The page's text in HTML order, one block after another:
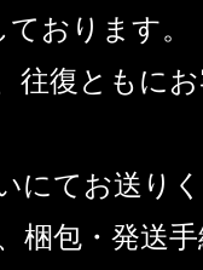
おります。
往復ともに
にてお送り
梱包・発送